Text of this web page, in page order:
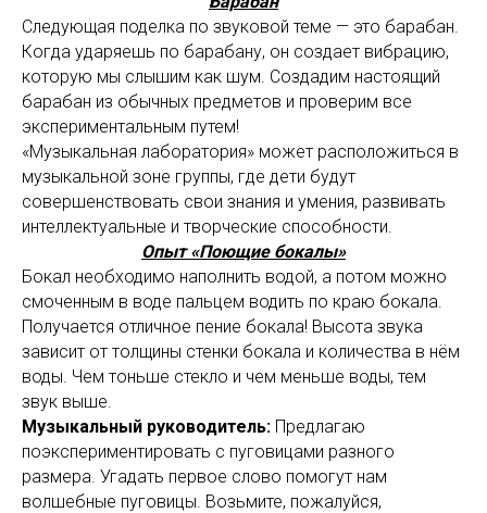
Следующая поделка по звуковой теме — это барабан.
Когда ударяешь по барабану, он создает вибрацию,
которую мы слышим как шум. Создадим настоящий
барабан из обычных предметов и проверим все
экспериментальным путем!
«Музыкальная лаборатория» может расположиться в
музыкальной зоне группы, где дети будут
совершенствовать свои знания и умения, развивать
интеллектуальные и творческие способности.
Опыт «Поющие бокалы»
Бокал необходимо наполнить водой, а потом можно
смоченным в воде пальцем водить по краю бокала.
Получается отличное пение бокала! Высота звука
зависит от толщины стенки бокала и количества в нём
воды. Чем тоньше стекло и чем меньше воды, тем
звук выше.
Музыкальный руководитель: Предлагаю
поэкспериментировать с пуговицами разного
размера. Угадать первое слово помогут нам
волшебные пуговицы. Возьмите, пожалуйся,